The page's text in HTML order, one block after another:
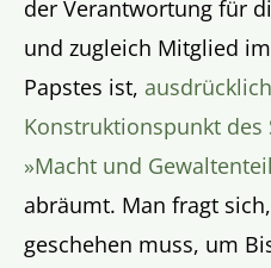
der Verantwortung für
und zugleich Mitglied
Papstes ist,
Konstruktionspunkt des
»Macht und
abräumt. Man fragt
geschehen muss, um